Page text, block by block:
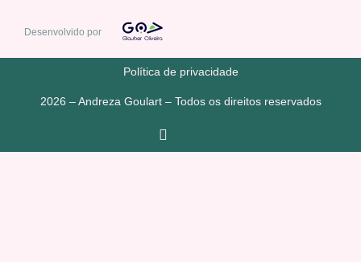
Desenvolvido por
Política de privacidade
2026 – Andreza Goulart – Todos os direitos reservados